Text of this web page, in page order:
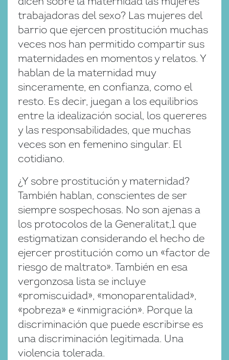
trabajadoras del sexo? Las mujeres del
barrio que ejercen prostitución muchas
veces nos han permitido compartir sus
maternidades en momentos y relatos. Y
hablan de la maternidad muy
sinceramente, en confianza, como el
resto. Es decir, juegan a los equilibrios
entre la idealización social, los quereres
y las responsabilidades, que muchas
veces son en femenino singular. El
cotidiano.
¿Y sobre prostitución y maternidad?
También hablan, conscientes de ser
siempre sospechosas. No son ajenas a
los protocolos de la Generalitat,1 que
estigmatizan considerando el hecho de
ejercer prostitución como un «factor de
riesgo de maltrato». También en esa
vergonzosa lista se incluye
«promiscuidad», «monoparentalidad»,
«pobreza» e «inmigración». Porque la
discriminación que puede escribirse es
una discriminación legitimada. Una
violencia tolerada.